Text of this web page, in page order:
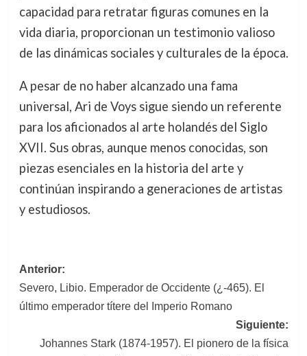
capacidad para retratar figuras comunes en la
vida diaria, proporcionan un testimonio valioso
de las dinámicas sociales y culturales de la época.
A pesar de no haber alcanzado una fama
universal, Ari de Voys sigue siendo un referente
para los aficionados al arte holandés del Siglo
XVII. Sus obras, aunque menos conocidas, son
piezas esenciales en la historia del arte y
continúan inspirando a generaciones de artistas
y estudiosos.
Navegación
de
entradas
Anterior:
Severo, Libio. Emperador de Occidente (¿-465). El
último emperador títere del Imperio Romano
Siguiente:
Johannes Stark (1874-1957). El pionero de la física